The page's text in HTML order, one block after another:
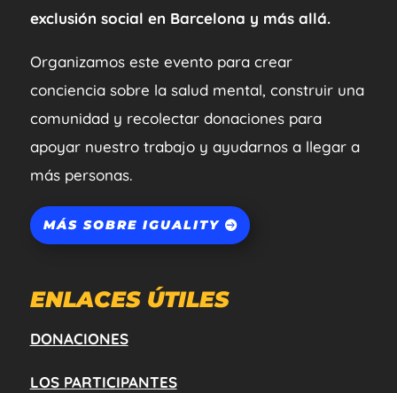
exclusión social en Barcelona y más allá.
Organizamos este evento para crear
conciencia sobre la salud mental, construir una
comunidad y recolectar donaciones para
apoyar nuestro trabajo y ayudarnos a llegar a
más personas.
MÁS SOBRE IGUALITY
ENLACES ÚTILES
DONACIONES
LOS PARTICIPANTES